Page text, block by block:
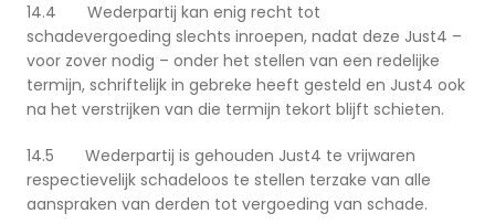
14.4 Wederpartij kan enig recht tot
schadevergoeding slechts inroepen, nadat deze Just4 –
voor zover nodig – onder het stellen van een redelijke
termijn, schriftelijk in gebreke heeft gesteld en Just4 ook
na het verstrijken van die termijn tekort blijft schieten.
14.5 Wederpartij is gehouden Just4 te vrijwaren
respectievelijk schadeloos te stellen terzake van alle
aanspraken van derden tot vergoeding van schade.